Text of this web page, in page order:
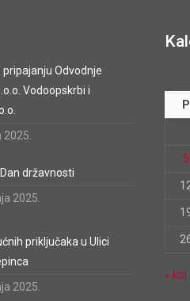
pripajanju Odvodnje
Vodoopskrbi i
2025.
državnosti
2025.
priključaka u Ulici
2025.
P
5
« kol